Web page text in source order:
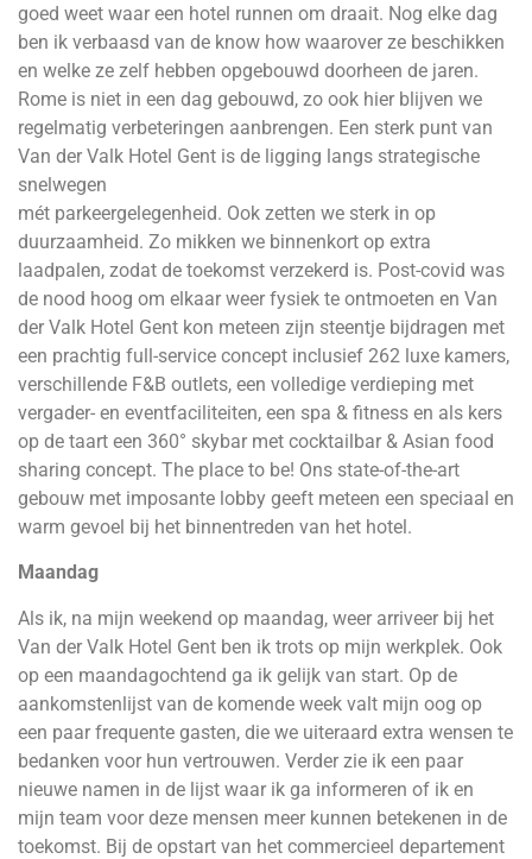
goed weet waar een hotel runnen om draait. Nog elke dag
ben ik verbaasd van de know how waarover ze beschikken
en welke ze zelf hebben opgebouwd doorheen de jaren.
Rome is niet in een dag gebouwd, zo ook hier blijven we
regelmatig verbeteringen aanbrengen. Een sterk punt van
Van der Valk Hotel Gent is de ligging langs strategische
snelwegen
mét parkeergelegenheid. Ook zetten we sterk in op
duurzaamheid. Zo mikken we binnenkort op extra
laadpalen, zodat de toekomst verzekerd is. Post-covid was
de nood hoog om elkaar weer fysiek te ontmoeten en Van
der Valk Hotel Gent kon meteen zijn steentje bijdragen met
een prachtig full-service concept inclusief 262 luxe kamers,
verschillende F&B outlets, een volledige verdieping met
vergader- en eventfaciliteiten, een spa & fitness en als kers
op de taart een 360° skybar met cocktailbar & Asian food
sharing concept. The place to be! Ons state-of-the-art
gebouw met imposante lobby geeft meteen een speciaal en
warm gevoel bij het binnentreden van het hotel.
Maandag
Als ik, na mijn weekend op maandag, weer arriveer bij het
Van der Valk Hotel Gent ben ik trots op mijn werkplek. Ook
op een maandagochtend ga ik gelijk van start. Op de
aankomstenlijst van de komende week valt mijn oog op
een paar frequente gasten, die we uiteraard extra wensen te
bedanken voor hun vertrouwen. Verder zie ik een paar
nieuwe namen in de lijst waar ik ga informeren of ik en
mijn team voor deze mensen meer kunnen betekenen in de
toekomst. Bij de opstart van het commercieel departement